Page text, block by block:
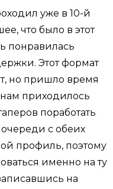
уже в 10-й
что было в этот
понравилась
Этот формат
но пришло время
приходилось
поработать
очереди с обеих
профиль, поэтому
именно на ту
на